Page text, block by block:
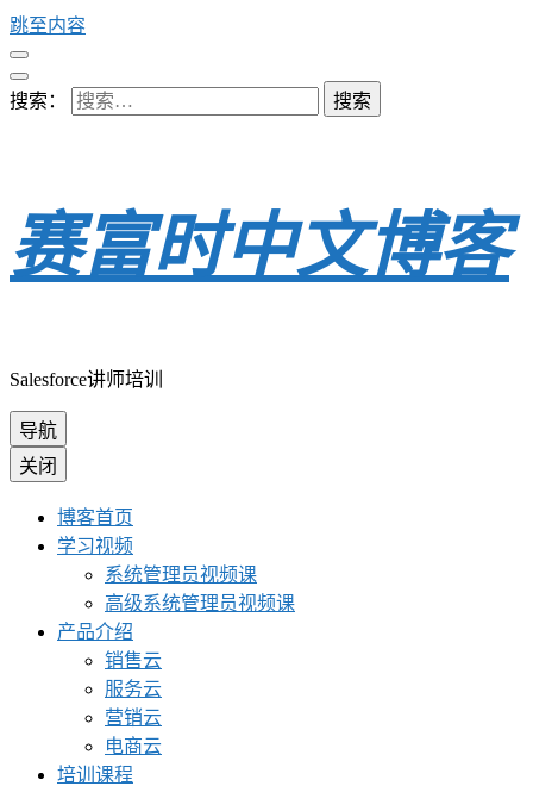
跳至内容
搜索：
赛富时中文博客
Salesforce讲师培训
导航
关闭
博客首页
学习视频
系统管理员视频课
高级系统管理员视频课
产品介绍
销售云
服务云
营销云
电商云
培训课程